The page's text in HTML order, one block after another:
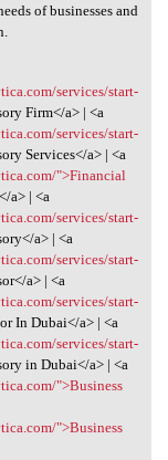
of businesses and
services/start-
Firm</a> | <a
services/start-
Services</a> | <a
">Financial
a> | <a
services/start-
a> | <a
services/start-
a> | <a
services/start-
In Dubai</a> | <a
services/start-
in Dubai</a> | <a
">Business
">Business